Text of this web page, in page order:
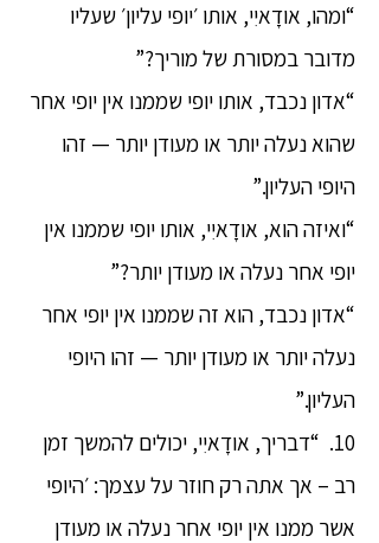
“ומהו, אודָאיִי, אותו ׳יופי עליון׳ שעליו
מדובר במסורת של מוריך?”
“אדון נכבד, אותו יופי שממנו אין יופי אחר
שהוא נעלה יותר או מעודן יותר — זהו
היופי העליון.”
“ואיזה הוא, אודָאיִי, אותו יופי שממנו אין
יופי אחר נעלה או מעודן יותר?”
“אדון נכבד, הוא זה שממנו אין יופי אחר
נעלה יותר או מעודן יותר — זהו היופי
העליון.”
10. “דבריך, אודָאיִי, יכולים להמשך זמן
רב – אך אתה רק חוזר על עצמך: ׳היופי
אשר ממנו אין יופי אחר נעלה או מעודן